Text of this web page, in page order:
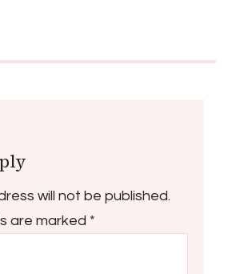
will not be published.
are marked *